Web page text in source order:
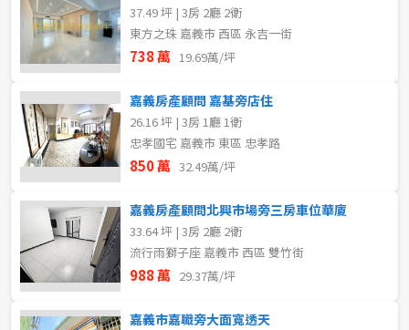
37.49 坪 | 3房 2廳 2衛
東方之珠 嘉義市 西區 永吉一街
738 萬 19.69萬/坪
嘉義房產顧問 嘉基旁店住
26.16 坪 | 3房 1廳 1衛
忠孝國宅 嘉義市 東區 忠孝路
850 萬 32.49萬/坪
嘉義房產顧問北興市場旁三房車位華廈
33.64 坪 | 3房 2廳 2衛
流行雨獅子座 嘉義市 西區 雙竹街
988 萬 29.37萬/坪
嘉義市嘉職旁大面寬透天